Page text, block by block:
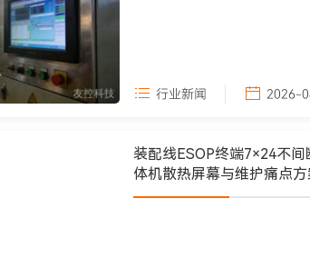
行业新闻 2026-
装配线ESOP终端7×24不
体机散热屏幕与维护痛点